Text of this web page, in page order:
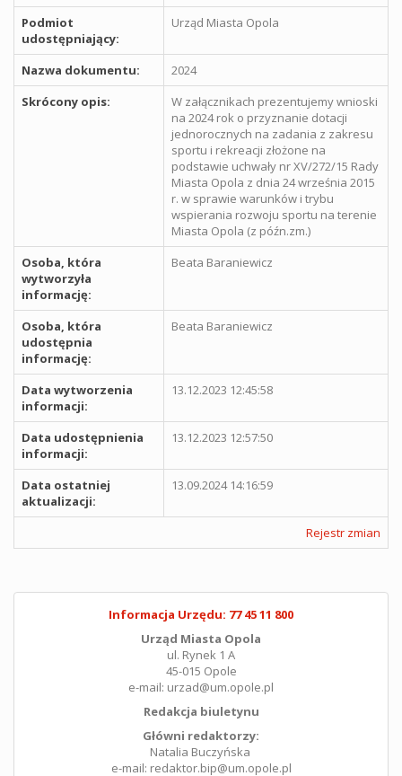
Podmiot
udostępniający:
Urząd Miasta Opola
Nazwa dokumentu:
2024
Skrócony opis:
W załącznikach prezentujemy wnioski
na 2024 rok o przyznanie dotacji
jednorocznych na zadania z zakresu
sportu i rekreacji złożone na
podstawie uchwały nr XV/272/15 Rady
Miasta Opola z dnia 24 września 2015
r. w sprawie warunków i trybu
wspierania rozwoju sportu na terenie
Miasta Opola (z późn.zm.)
Osoba, która
wytworzyła
informację:
Beata Baraniewicz
Osoba, która
udostępnia
informację:
Beata Baraniewicz
Data wytworzenia
informacji:
13.12.2023 12:45:58
Data udostępnienia
informacji:
13.12.2023 12:57:50
Data ostatniej
aktualizacji:
13.09.2024 14:16:59
Rejestr zmian
Informacja Urzędu: 77 45 11 800
Urząd Miasta Opola
ul. Rynek 1 A
45-015 Opole
e-mail: urzad@um.opole.pl
Redakcja biuletynu
Główni redaktorzy:
Natalia Buczyńska
e-mail: redaktor.bip@um.opole.pl